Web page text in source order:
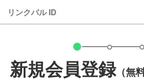
リンクバル ID
新規会員登録（無料